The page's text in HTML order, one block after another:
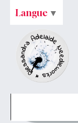
Langue ▼